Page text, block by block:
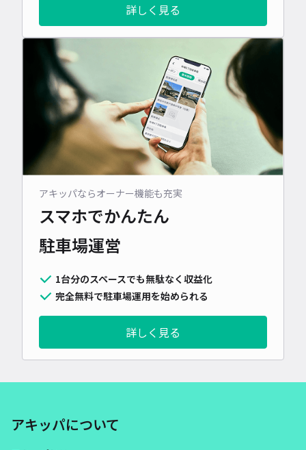
詳しく見る
アキッパならオーナー機能も充実
スマホでかんたん
駐車場運営
1台分のスペースでも無駄なく収益化
完全無料で駐車場運用を始められる
詳しく見る
アキッパについて